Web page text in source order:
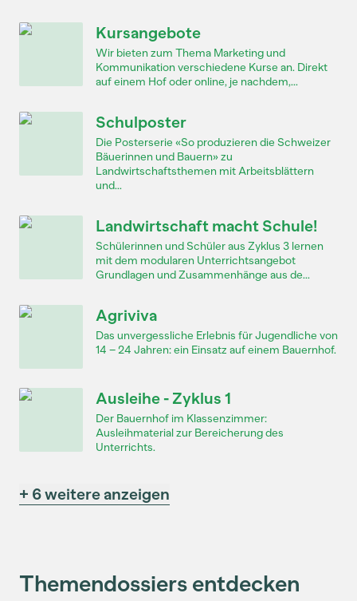
Kursangebote
Wir bieten zum Thema Marketing und
Kommunikation verschiedene Kurse an. Direkt
auf einem Hof oder online, je nachdem,...
Schulposter
Die Posterserie «So produzieren die Schweizer
Bäuerinnen und Bauern» zu
Landwirtschaftsthemen mit Arbeitsblättern
und...
Landwirtschaft macht Schule!
Schülerinnen und Schüler aus Zyklus 3 lernen
mit dem modularen Unterrichtsangebot
Grundlagen und Zusammenhänge aus de...
Agriviva
Das unvergessliche Erlebnis für Jugendliche von
14 – 24 Jahren: ein Einsatz auf einem Bauernhof.
Ausleihe - Zyklus 1
Der Bauernhof im Klassenzimmer:
Ausleihmaterial zur Bereicherung des
Unterrichts.
+ 6 weitere anzeigen
Themendossiers entdecken